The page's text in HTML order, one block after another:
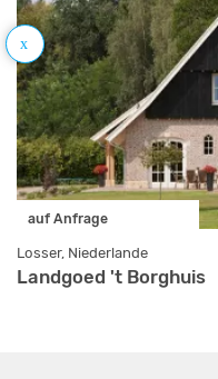
auf Anfrage
Losser, Niederlande
Landgoed 't Borghuis